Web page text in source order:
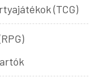
(TCG)